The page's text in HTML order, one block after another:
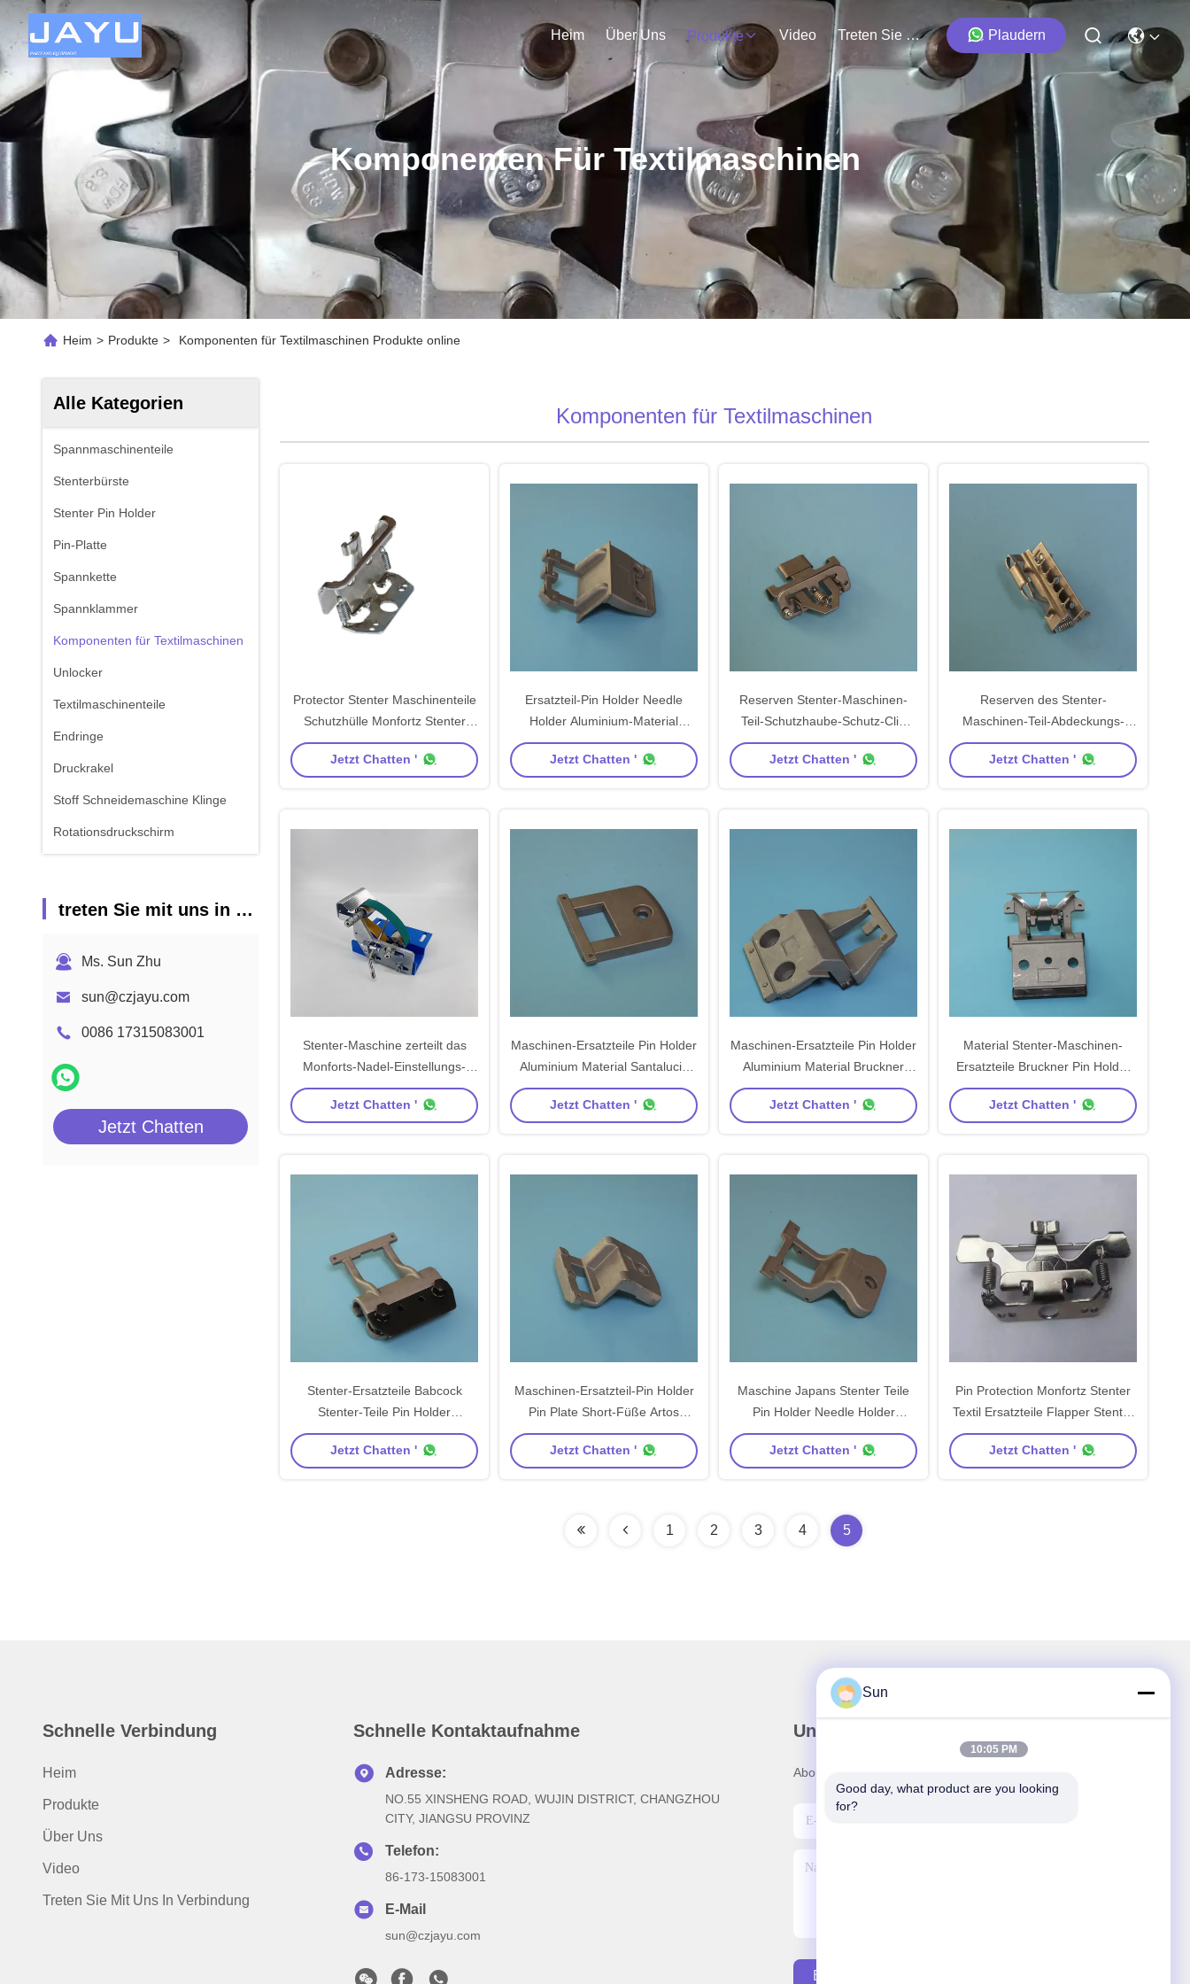
Heim Über Uns Produkte Video Treten Sie Mit Uns In Verbindung Plaudern
Komponenten Für Textilmaschinen
Heim > Produkte > Komponenten für Textilmaschinen Produkte online
Alle Kategorien
Spannmaschinenteile
Stenterbürste
Stenter Pin Holder
Pin-Platte
Spannkette
Spannklammer
Komponenten für Textilmaschinen
Unlocker
Textilmaschinenteile
Endringe
Druckrakel
Stoff Schneidemaschine Klinge
Rotationsdruckschirm
treten Sie mit uns in Verbindung
Ms. Sun Zhu
sun@czjayu.com
0086 17315083001
Jetzt Chatten
Komponenten für Textilmaschinen
Protector Stenter Maschinenteile
Schutzhülle Monfortz Stenter
Spares
Jetzt Chatten '
Ersatzteil-Pin Holder Needle
Holder Aluminium-Material
Raffineurteile LK Ehwha IL-
gesungenes Stenter
Jetzt Chatten '
Reserven Stenter-Maschinen-
Teil-Schutzhaube-Schutz-Clip
Bruckner Stenter
Jetzt Chatten '
Reserven des Stenter-
Maschinen-Teil-Abdeckungs-
Schutz-Clip-4fingers 6fingers
Monforts Stenter
Jetzt Chatten '
Stenter-Maschine zerteilt das
Monforts-Nadel-Einstellungs-
Gerät-Überfüttern
Jetzt Chatten '
Maschinen-Ersatzteile Pin Holder
Aluminium Material Santalucia
Stenter
Jetzt Chatten '
Maschinen-Ersatzteile Pin Holder
Aluminium Material Bruckner
Stenter
Jetzt Chatten '
Material Stenter-Maschinen-
Ersatzteile Bruckner Pin Holder
Pin Clip Aluminium
Jetzt Chatten '
Stenter-Ersatzteile Babcock
Stenter-Teile Pin Holder
Aluminium Alloy
Jetzt Chatten '
Maschinen-Ersatzteil-Pin Holder
Pin Plate Short-Füße Artos
Stenter
Jetzt Chatten '
Maschine Japans Stenter Teile
Pin Holder Needle Holder
Wakayama Stenter
Jetzt Chatten '
Pin Protection Monfortz Stenter
Textil Ersatzteile Flapper Stenter
Protector
Jetzt Chatten '
1 2 3 4 5
Schnelle Verbindung
Heim
Produkte
Über Uns
Video
Treten Sie Mit Uns In Verbindung
Schnelle Kontaktaufnahme
Adresse:
NO.55 XINSHENG ROAD, WUJIN DISTRICT, CHANGZHOU
CITY, JIANGSU PROVINZ
Telefon:
86-173-15083001
E-Mail
sun@czjayu.com
Unser Newsletter
Abonnieren Sie unseren Newsletter für Rabatte und mehr.
E-Mail Senden
Sun
10:05 PM
Good day, what product are you looking
for?